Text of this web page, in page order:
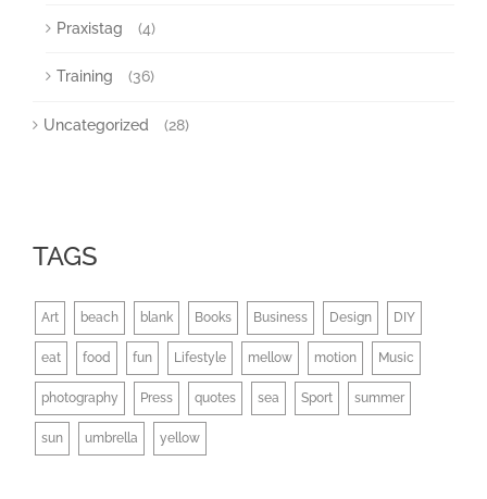
Praxistag (4)
Training (36)
Uncategorized (28)
TAGS
Art beach blank Books Business Design DIY
eat food fun Lifestyle mellow motion Music
photography Press quotes sea Sport summer
sun umbrella yellow